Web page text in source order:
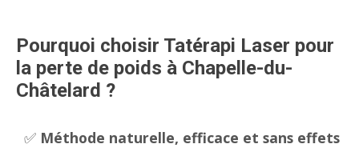
Pourquoi choisir Tatérapi Laser pour
la perte de poids à Chapelle-du-
Châtelard ?
✅ Méthode naturelle, efficace et sans effets